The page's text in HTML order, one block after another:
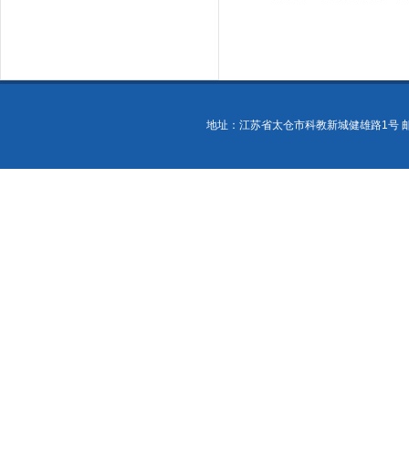
地址：江苏省太仓市科教新城健雄路1号